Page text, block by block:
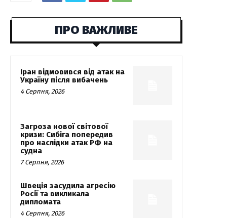
ПРО ВАЖЛИВЕ
Іран відмовився від атак на
Україну після вибачень
4 Серпня, 2026
Загроза нової світової
кризи: Сибіга попередив
про наслідки атак РФ на
судна
7 Серпня, 2026
Швеція засудила агресію
Росії та викликала
дипломата
4 Серпня, 2026